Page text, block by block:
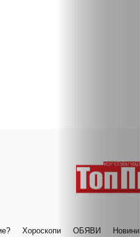
Хороскопи ОБЯВИ Новини